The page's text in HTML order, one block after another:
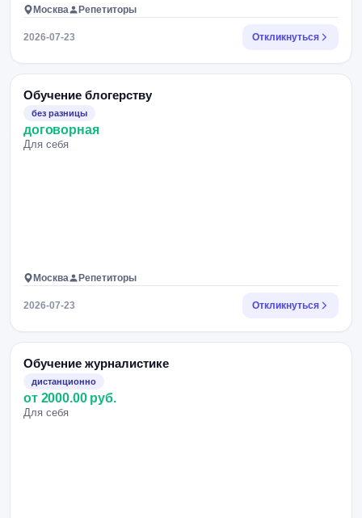
Москва Репетиторы
2026-07-23 Откликнуться
Обучение блогерству
без разницы
договорная
Для себя
Москва Репетиторы
2026-07-23 Откликнуться
Обучение журналистике
дистанционно
от 2000.00 руб.
Для себя